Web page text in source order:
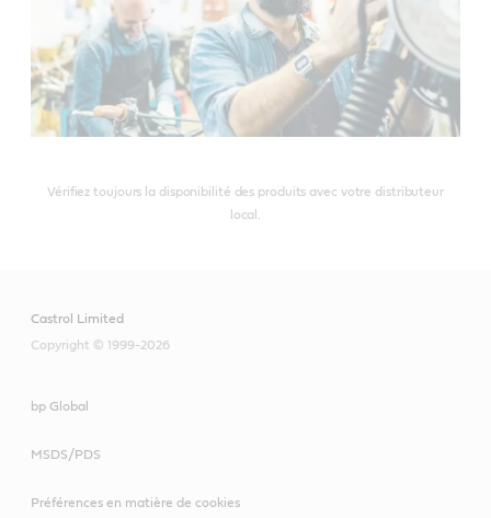
Vérifiez toujours la disponibilité des produits avec votre distributeur
local.
Castrol Limited
Copyright © 1999-2026
bp Global
MSDS/PDS
Préférences en matière de cookies